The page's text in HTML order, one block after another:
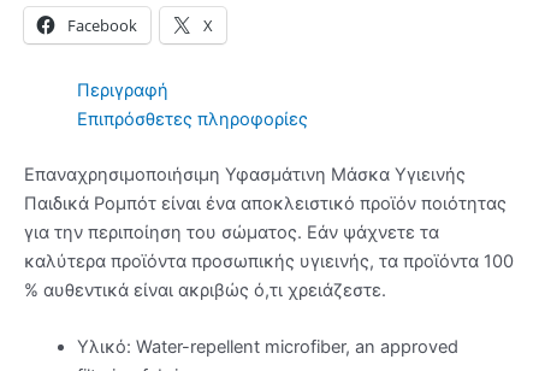
ποσότηταFacebook X
Περιγραφή
Επιπρόσθετες πληροφορίες
Επαναχρησιμοποιήσιμη Υφασμάτινη Μάσκα Υγιεινής
Παιδικά Ρομπότ είναι ένα αποκλειστικό προϊόν ποιότητας
για την περιποίηση του σώματος. Εάν ψάχνετε τα
καλύτερα προϊόντα προσωπικής υγιεινής, τα προϊόντα 100
% αυθεντικά είναι ακριβώς ό,τι χρειάζεστε.
Υλικό: Water-repellent microfiber, an approved